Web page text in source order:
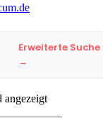
Erweiterte
→
angezeigt